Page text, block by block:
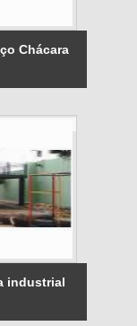
Chácara
industrial